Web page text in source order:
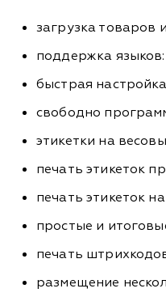
загрузка товаров
поддержка
быстрая
свободно
этикетки на
печать этикеток
печать этикеток
простые и
печать
размещение